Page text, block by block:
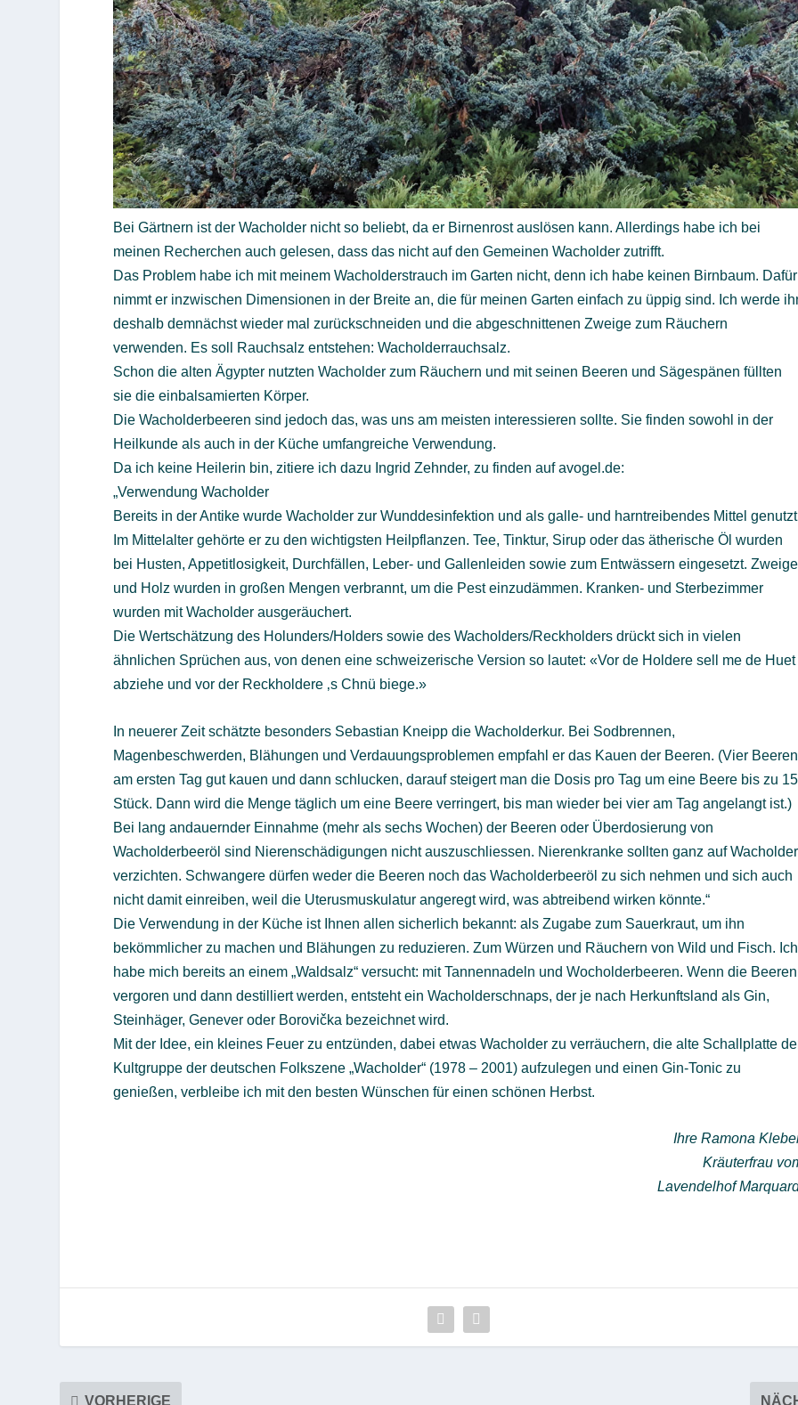
Bei Gärtnern ist der Wacholder nicht so beliebt, da er Birnenrost auslösen kann. Allerdings habe ich bei
meinen Recherchen auch gelesen, dass das nicht auf den Gemeinen Wacholder zutrifft.
Das Problem habe ich mit meinem Wacholderstrauch im Garten nicht, denn ich habe keinen Birnbaum. Dafür
nimmt er inzwischen Dimensionen in der Breite an, die für meinen Garten einfach zu üppig sind. Ich werde
deshalb demnächst wieder mal zurückschneiden und die abgeschnittenen Zweige zum Räuchern
verwenden. Es soll Rauchsalz entstehen: Wacholderrauchsalz.
Schon die alten Ägypter nutzten Wacholder zum Räuchern und mit seinen Beeren und Sägespänen füllten
sie die einbalsamierten Körper.
Die Wacholderbeeren sind jedoch das, was uns am meisten interessieren sollte. Sie finden sowohl in der
Heilkunde als auch in der Küche umfangreiche Verwendung.
Da ich keine Heilerin bin, zitiere ich dazu Ingrid Zehnder, zu finden auf avogel.de:
„Verwendung Wacholder
Bereits in der Antike wurde Wacholder zur Wunddesinfektion und als galle- und harntreibendes Mittel
Im Mittelalter gehörte er zu den wichtigsten Heilpflanzen. Tee, Tinktur, Sirup oder das ätherische Öl wurden
bei Husten, Appetitlosigkeit, Durchfällen, Leber- und Gallenleiden sowie zum Entwässern eingesetzt. Zweige
und Holz wurden in großen Mengen verbrannt, um die Pest einzudämmen. Kranken- und Sterbezimmer
wurden mit Wacholder ausgeräuchert.
Die Wertschätzung des Holunders/Holders sowie des Wacholders/Reckholders drückt sich in vielen
ähnlichen Sprüchen aus, von denen eine schweizerische Version so lautet: «Vor de Holdere sell me de Huet
abziehe und vor der Reckholdere ‚s Chnü biege.»
In neuerer Zeit schätzte besonders Sebastian Kneipp die Wacholderkur. Bei Sodbrennen,
Magenbeschwerden, Blähungen und Verdauungsproblemen empfahl er das Kauen der Beeren. (Vier Beeren
am ersten Tag gut kauen und dann schlucken, darauf steigert man die Dosis pro Tag um eine Beere bis zu 15
Stück. Dann wird die Menge täglich um eine Beere verringert, bis man wieder bei vier am Tag angelangt ist.)
Bei lang andauernder Einnahme (mehr als sechs Wochen) der Beeren oder Überdosierung von
Wacholderbeeröl sind Nierenschädigungen nicht auszuschliessen. Nierenkranke sollten ganz auf Wacholder
verzichten. Schwangere dürfen weder die Beeren noch das Wacholderbeeröl zu sich nehmen und sich auch
nicht damit einreiben, weil die Uterusmuskulatur angeregt wird, was abtreibend wirken könnte.“
Die Verwendung in der Küche ist Ihnen allen sicherlich bekannt: als Zugabe zum Sauerkraut, um ihn
bekömmlicher zu machen und Blähungen zu reduzieren. Zum Würzen und Räuchern von Wild und Fisch. Ich
habe mich bereits an einem „Waldsalz“ versucht: mit Tannennadeln und Wocholderbeeren. Wenn die Beeren
vergoren und dann destilliert werden, entsteht ein Wacholderschnaps, der je nach Herkunftsland als Gin,
Steinhäger, Genever oder Borovička bezeichnet wird.
Mit der Idee, ein kleines Feuer zu entzünden, dabei etwas Wacholder zu verräuchern, die alte Schallplatte
Kultgruppe der deutschen Folkszene „Wacholder“ (1978 – 2001) aufzulegen und einen Gin-Tonic zu
genießen, verbleibe ich mit den besten Wünschen für einen schönen Herbst.
Ihre Ramona
Kräuterfrau
Lavendelhof
VORHERIGE